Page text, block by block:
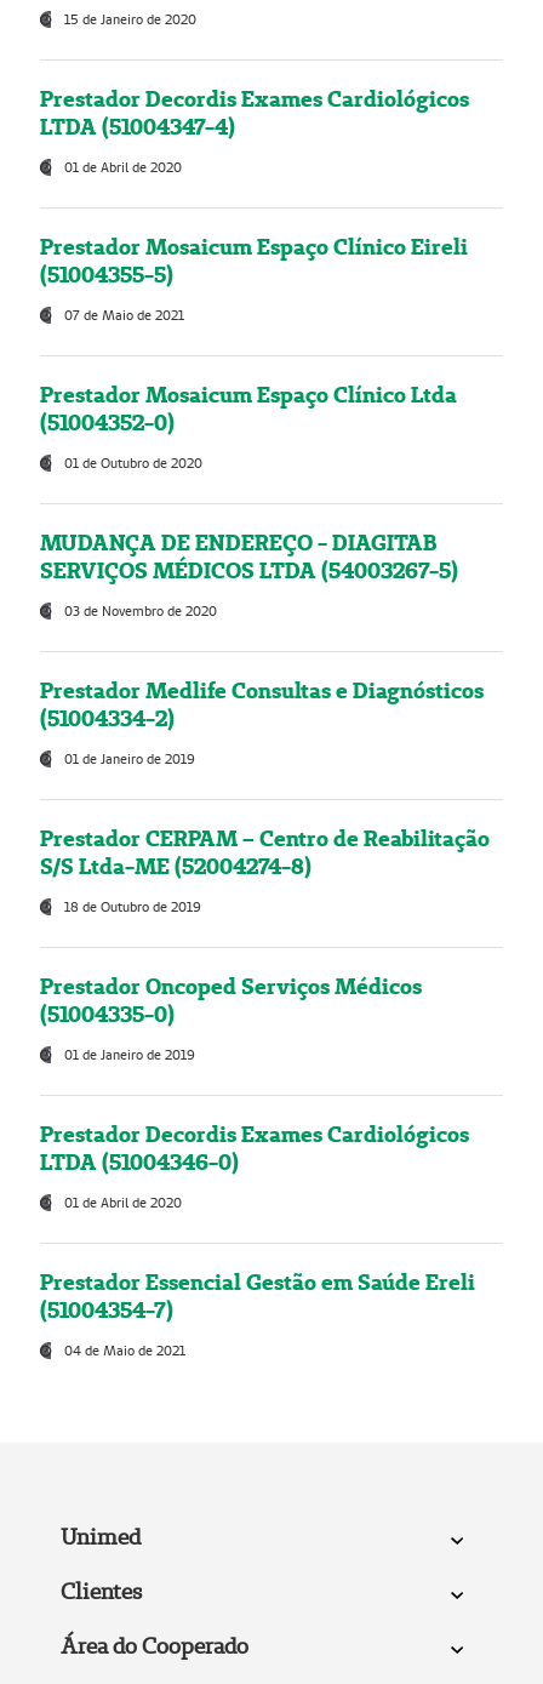
15 de Janeiro de 2020
Prestador Decordis Exames Cardiológicos
LTDA (51004347-4)
01 de Abril de 2020
Prestador Mosaicum Espaço Clínico Eireli
(51004355-5)
07 de Maio de 2021
Prestador Mosaicum Espaço Clínico Ltda
(51004352-0)
01 de Outubro de 2020
MUDANÇA DE ENDEREÇO - DIAGITAB
SERVIÇOS MÉDICOS LTDA (54003267-5)
03 de Novembro de 2020
Prestador Medlife Consultas e Diagnósticos
(51004334-2)
01 de Janeiro de 2019
Prestador CERPAM – Centro de Reabilitação
S/S Ltda-ME (52004274-8)
18 de Outubro de 2019
Prestador Oncoped Serviços Médicos
(51004335-0)
01 de Janeiro de 2019
Prestador Decordis Exames Cardiológicos
LTDA (51004346-0)
01 de Abril de 2020
Prestador Essencial Gestão em Saúde Ereli
(51004354-7)
04 de Maio de 2021
Unimed
Clientes
Área do Cooperado